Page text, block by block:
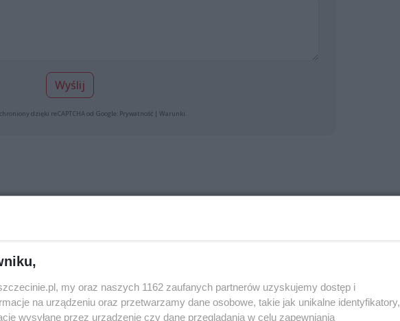
Wyślij
dzięki reCAPTCHA od Google: Prywatność| Warunki
z mężem super dobre wędliny ryby i wiele innych rzeczy
my oraz naszych 1162 zaufanych partnerów uzyskujemy dostęp i
na urządzeniu oraz przetwarzamy dane osobowe, takie jak unikalne identyfikatory,
wysyłane przez urządzenie czy dane przeglądania w celu zapewniania